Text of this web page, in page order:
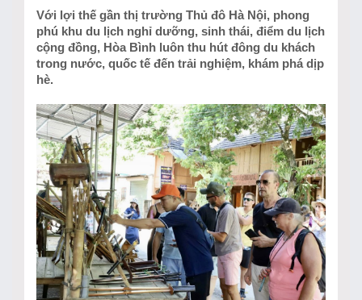
Với lợi thế gần thị trường Thủ đô Hà Nội, phong
phú khu du lịch nghỉ dưỡng, sinh thái, điểm du lịch
cộng đồng, Hòa Bình luôn thu hút đông du khách
trong nước, quốc tế đến trải nghiệm, khám phá dịp
hè.